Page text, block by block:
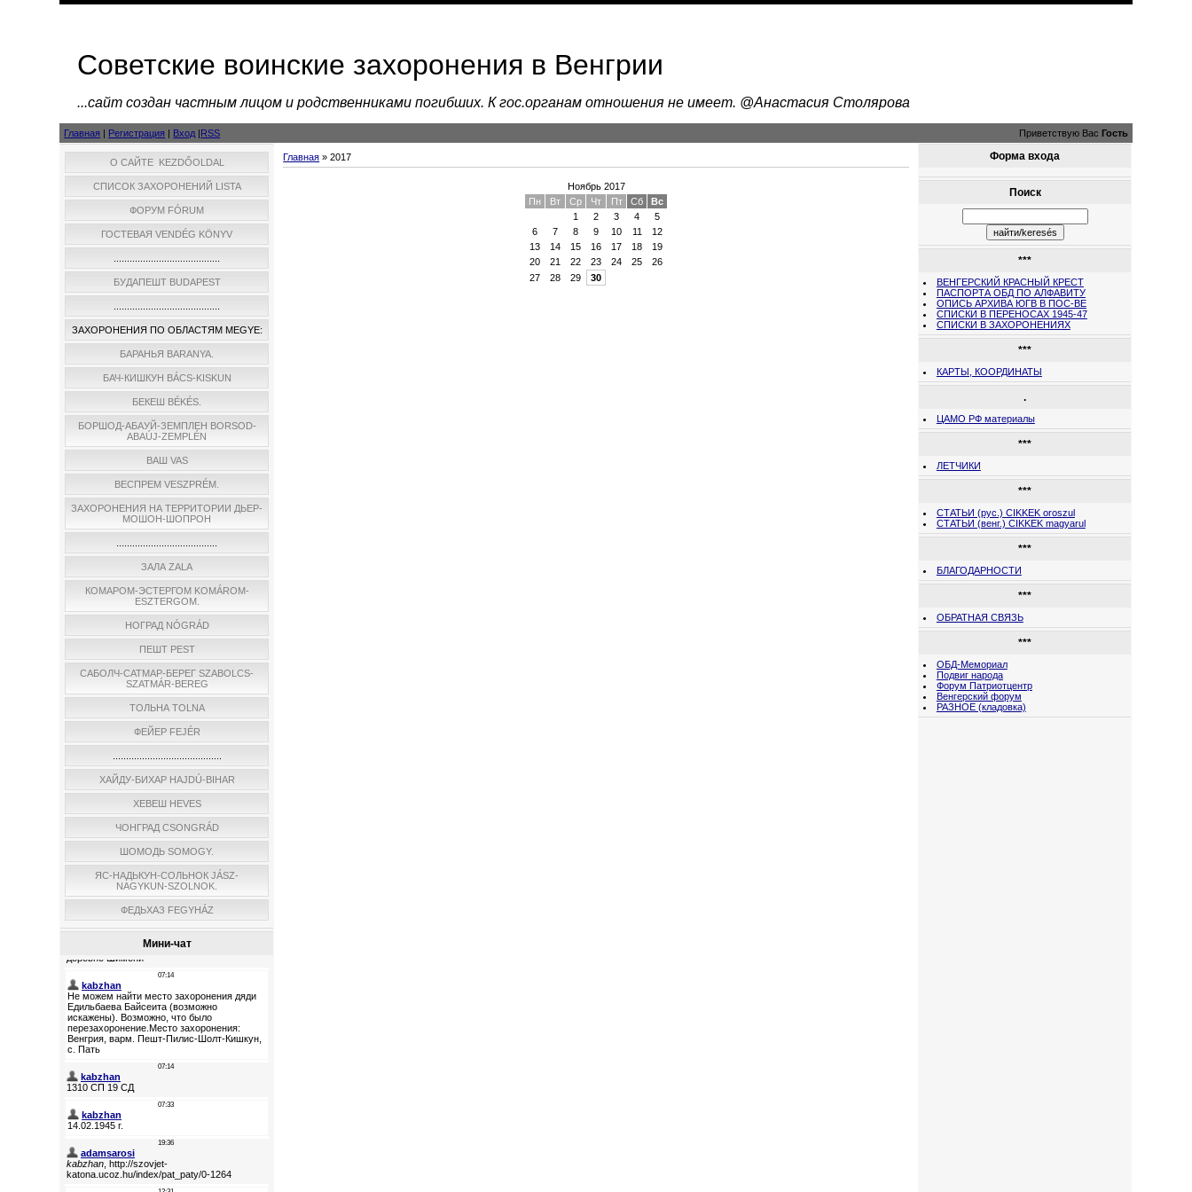
Советские воинские захоронения в Венгрии
...cайт создан частным лицом и родственниками погибших. К гос.органам отношения не имеет. @Анастасия Столярова
Главная | Регистрация | Вход |RSS Приветствую Вас Гость
О САЙТЕ KEZDŐOLDAL
СПИСОК ЗАХОРОНЕНИЙ LISTA
ФОРУМ FÓRUM
ГОСТЕВАЯ VENDÉG KÖNYV
БУДАПЕШТ BUDAPEST
ЗАХОРОНЕНИЯ ПО ОБЛАСТЯМ MEGYE:
БАРАНЬЯ BARANYA.
БАЧ-КИШКУН BÁCS-KISKUN
БЕКЕШ BÉKÉS.
БОРШОД-АБАУЙ-ЗЕМПЛЕН BORSOD-
ABAÚJ-ZEMPLÉN
ВАШ VAS
ВЕСПРЕМ VESZPRÉM.
ЗАХОРОНЕНИЯ НА ТЕРРИТОРИИ ДЬЕР-
МОШОН-ШОПРОН
ЗАЛА ZALA
КОМАРОМ-ЭСТЕРГОМ KOMÁROM-
ESZTERGOM.
НОГРАД NÓGRÁD
ПЕШТ PEST
САБОЛЧ-САТМАР-БЕРЕГ SZABOLCS-
SZATMÁR-BEREG
ТОЛЬНА TOLNA
ФЕЙЕР FEJÉR
ХАЙДУ-БИХАР HAJDÚ-BIHAR
ХЕВЕШ HEVES
ЧОНГРАД CSONGRÁD
ШОМОДЬ SOMOGY.
ЯС-НАДЬКУН-СОЛЬНОК JÁSZ-
NAGYKUN-SZOLNOK.
ФЕДЬХАЗ FEGYHÁZ
Мини-чат
Главная »2017
Ноябрь 2017
Пн
Вт Ср Чт Пт Сб
Вс
1
2 3 4
5
6
7 8 9 10 11
12
13
14 15 16 17 18
19
20
21 22 23 24 25
26
27
28 29 30
Форма входа
Поиск
***
ВЕНГЕРСКИЙ КРАСНЫЙ КРЕСТ
ПАСПОРТА ОБД ПО АЛФАВИТУ
ОПИСЬ АРХИВА ЮГВ В ПОС-ВЕ
СПИСКИ В ПЕРЕНОСАХ 1945-47
СПИСКИ В ЗАХОРОНЕНИЯХ
***
КАРТЫ, КООРДИНАТЫ
.
ЦАМО РФ материалы
***
ЛЕТЧИКИ
***
СТАТЬИ (рус.) CIKKEK oroszul
СТАТЬИ (венг.) CIKKEK magyarul
***
БЛАГОДАРНОСТИ
***
ОБРАТНАЯ СВЯЗЬ
***
ОБД-Мемориал
Подвиг народа
Форум Патриотцентр
Венгерский форум
РАЗНОЕ (кладовка)